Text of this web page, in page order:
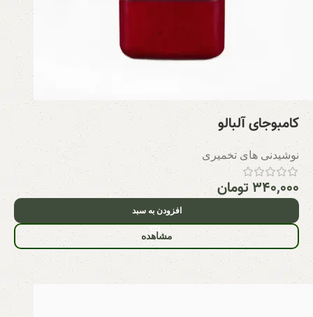
کامبوجای آلبالو
نوشیدنی های تخمیری
۳۴۰,۰۰۰تومان
افزودن به سبد
مشاهده